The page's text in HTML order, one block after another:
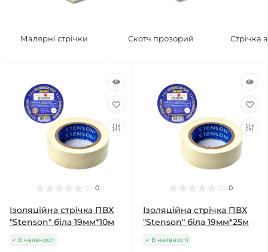
Малярні стрічки Скотч прозорий Стрічка
0
Ізоляційна стрічка ПВХ
"Stenson" біла 19мм*10м
В наявності
0
Ізоляційна стрічка ПВХ
"Stenson" біла 19мм*25м
В наявності